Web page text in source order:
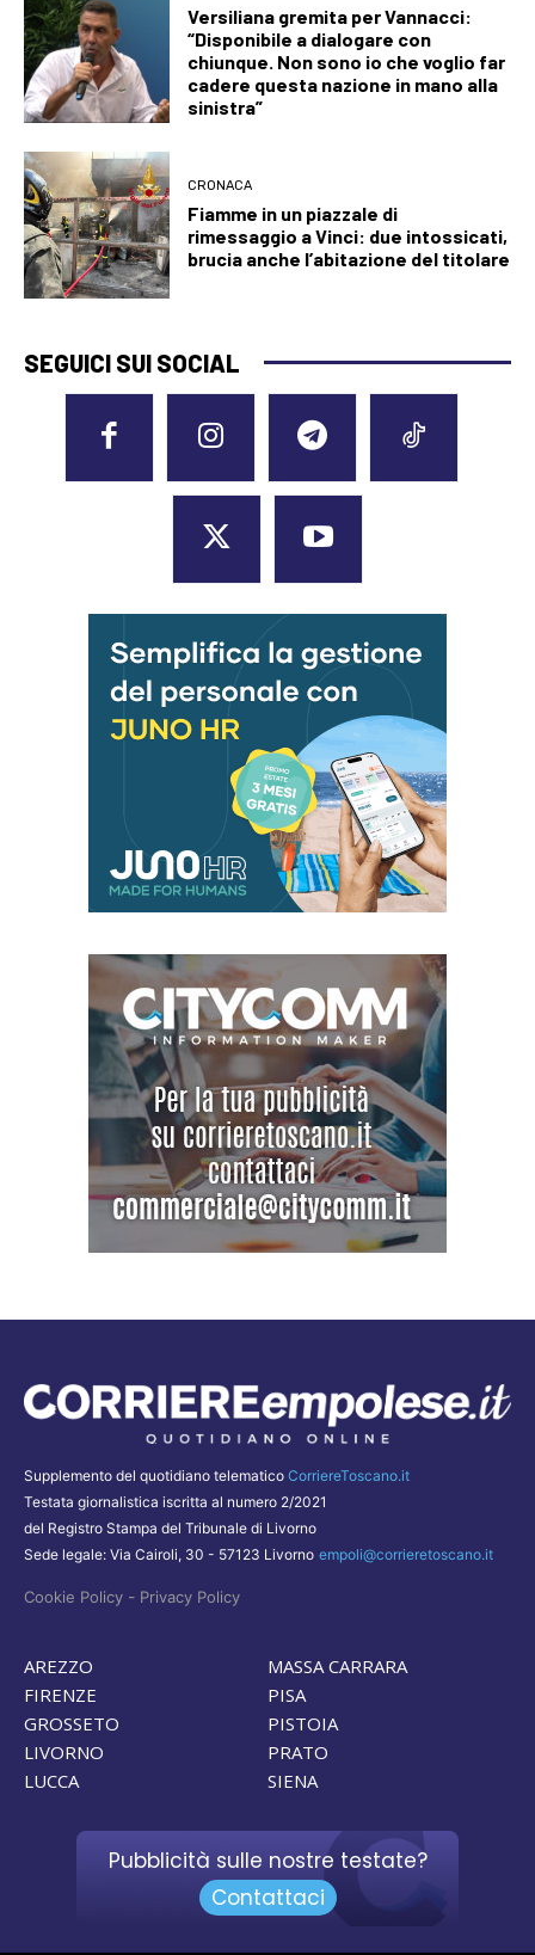
Versiliana gremita per Vannacci:
“Disponibile a dialogare con
chiunque. Non sono io che voglio far
cadere questa nazione in mano alla
sinistra”
CRONACA
Fiamme in un piazzale di
rimessaggio a Vinci: due intossicati,
brucia anche l’abitazione del titolare
SEGUICI SUI SOCIAL
Supplemento del quotidiano telematico CorriereToscano.it
Testata giornalistica iscritta al numero 2/2021
del Registro Stampa del Tribunale di Livorno
Sede legale: Via Cairoli, 30 - 57123 Livorno empoli@corrieretoscano.it
Cookie Policy - Privacy Policy
AREZZO
FIRENZE
GROSSETO
LIVORNO
LUCCA
MASSA CARRARA
PISA
PISTOIA
PRATO
SIENA
Pubblicità sulle nostre testate?
Contattaci